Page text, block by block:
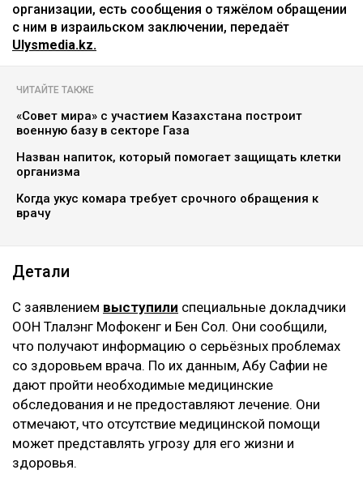
организации, есть сообщения о тяжёлом обращении
с ним в израильском заключении, передаёт
Ulysmedia.kz.
ЧИТАЙТЕ ТАКЖЕ
«Совет мира» с участием Казахстана построит
военную базу в секторе Газа
Назван напиток, который помогает защищать клетки
организма
Когда укус комара требует срочного обращения к
врачу
Детали
С заявлением выступили специальные докладчики
ООН Тлалэнг Мофокенг и Бен Сол. Они сообщили,
что получают информацию о серьёзных проблемах
со здоровьем врача. По их данным, Абу Сафии не
дают пройти необходимые медицинские
обследования и не предоставляют лечение. Они
отмечают, что отсутствие медицинской помощи
может представлять угрозу для его жизни и
здоровья.